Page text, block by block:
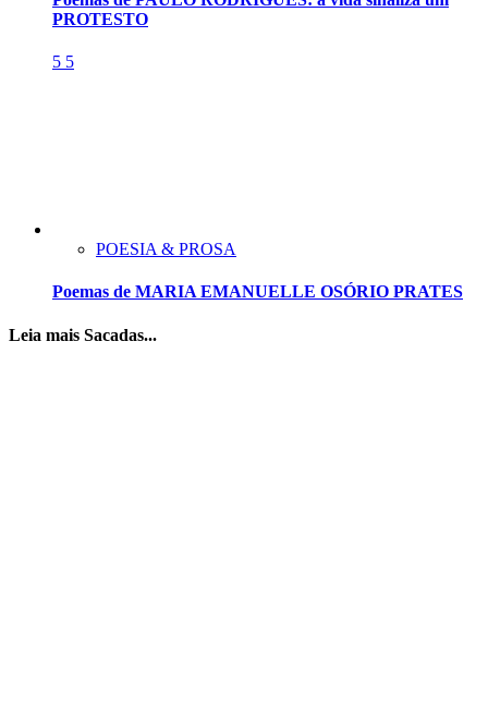
PROTESTO
5 5
POESIA & PROSA
Poemas de MARIA EMANUELLE OSÓRIO PRATES
Leia mais Sacadas...